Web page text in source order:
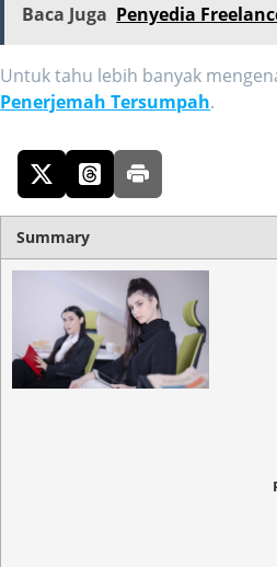
Baca Juga Penyedia
Untuk tahu lebih banyak
Penerjemah Tersumpah.
Summary